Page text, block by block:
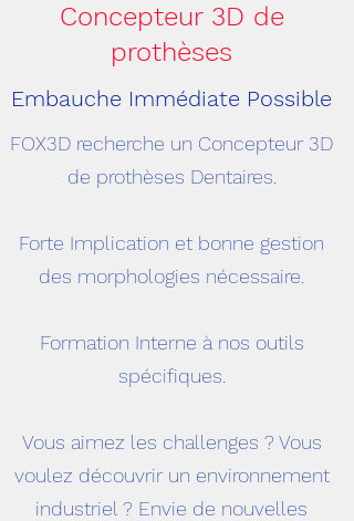
Concepteur 3D de
prothèses
Embauche Immédiate Possible
FOX3D recherche un Concepteur 3D
de prothèses Dentaires.
Forte Implication et bonne gestion
des morphologies nécessaire.
Formation Interne à nos outils
spécifiques.
Vous aimez les challenges ? Vous
voulez découvrir un environnement
industriel ? Envie de nouvelles